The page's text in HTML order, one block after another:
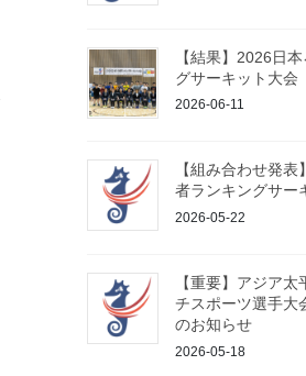
【結果】2026日
グサーキット大会
2026-06-11
【組み合わせ発
者ランキングサー
2026-05-22
【重要】アジア
チスポーツ選手大
のお知らせ
2026-05-18